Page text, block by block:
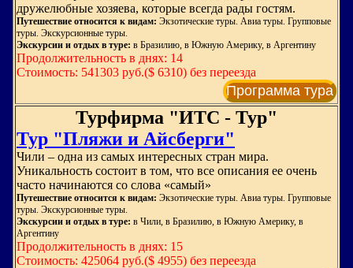
дружелюбные хозяева, которые всегда рады гостям.
Путешествие относится к видам: Экзотические туры. Авиа туры. Групповые
туры. Экскурсионные туры.
Экскурсии и отдых в туре: в Бразилию, в Южную Америку, в Аргентину
Продолжительность в днях: 14
Стоимость: 541303 руб.($ 6310) без переезда
Программа тура
Турфирма "ИТС - Тур"
Тур "Пляжи и Айсберги"
Чили – одна из самых интересных стран мира.
Уникальность состоит в том, что все описания ее очень
часто начинаются со слова «самый»
Путешествие относится к видам: Экзотические туры. Авиа туры. Групповые
туры. Экскурсионные туры.
Экскурсии и отдых в туре: в Чили, в Бразилию, в Южную Америку, в
Аргентину
Продолжительность в днях: 15
Стоимость: 425064 руб.($ 4955) без переезда